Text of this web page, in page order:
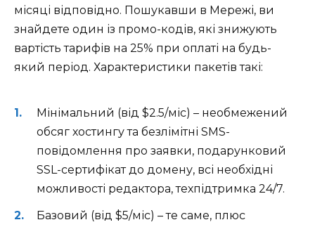
місяці відповідно. Пошукавши в Мережі, ви
знайдете один із промо-кодів, які знижують
вартість тарифів на 25% при оплаті на будь-
який період. Характеристики пакетів такі:
Мінімальний (від $2.5/міс) – необмежений
обсяг хостингу та безлімітні SMS-
повідомлення про заявки, подарунковий
SSL-сертифікат до домену, всі необхідні
можливості редактора, техпідтримка 24/7.
Базовий (від $5/міс) – те саме, плюс